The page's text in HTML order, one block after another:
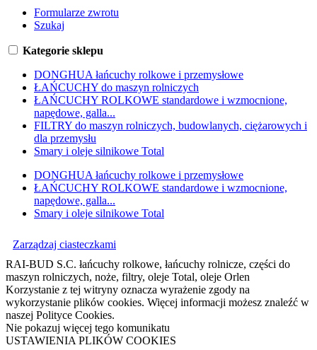
Formularze zwrotu
Szukaj
Kategorie sklepu
DONGHUA łańcuchy rolkowe i przemysłowe
ŁAŃCUCHY do maszyn rolniczych
ŁAŃCUCHY ROLKOWE standardowe i wzmocnione,
napędowe, galla...
FILTRY do maszyn rolniczych, budowlanych, ciężarowych i
dla przemysłu
Smary i oleje silnikowe Total
DONGHUA łańcuchy rolkowe i przemysłowe
ŁAŃCUCHY ROLKOWE standardowe i wzmocnione,
napędowe, galla...
Smary i oleje silnikowe Total
Zarządzaj ciasteczkami
RAI-BUD S.C. łańcuchy rolkowe, łańcuchy rolnicze, części do
maszyn rolniczych, noże, filtry, oleje Total, oleje Orlen
Korzystanie z tej witryny oznacza wyrażenie zgody na
wykorzystanie plików cookies. Więcej informacji możesz znaleźć w
naszej Polityce Cookies.
Nie pokazuj więcej tego komunikatu
USTAWIENIA PLIKÓW COOKIES